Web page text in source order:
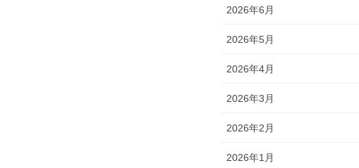
2026年6月
2026年5月
2026年4月
2026年3月
2026年2月
2026年1月